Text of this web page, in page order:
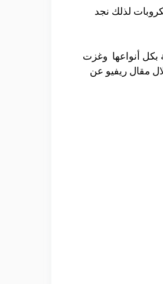
لذلك نجد
بكل أنواعها وغزت
مقال ريفيو عن